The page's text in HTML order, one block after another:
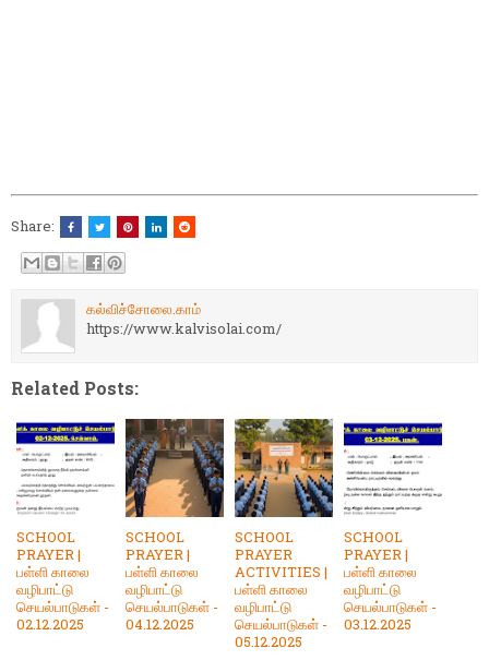
Share:
கல்விச்சோலை.காம்
https://www.kalvisolai.com/
Related Posts:
SCHOOL
PRAYER |
பள்ளி காலை
வழிபாட்டு
செயல்பாடுகள் -
02.12.2025
SCHOOL
PRAYER |
பள்ளி காலை
வழிபாட்டு
செயல்பாடுகள் -
04.12.2025
SCHOOL
PRAYER
ACTIVITIES |
பள்ளி காலை
வழிபாட்டு
செயல்பாடுகள் -
05.12.2025
SCHOOL
PRAYER |
பள்ளி காலை
வழிபாட்டு
செயல்பாடுகள் -
03.12.2025